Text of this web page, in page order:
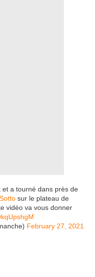
a tourné dans près de
sur le plateau de
vidéo va vous donner
February 27, 2021